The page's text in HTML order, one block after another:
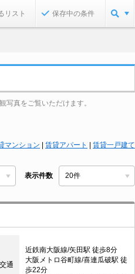
リスト 保存中の条件
写真をご覧いただけます。
マンション 賃貸アパート 賃貸一戸建て
表示件数
交通
近鉄南大阪線/矢田駅 徒歩8分
大阪メトロ谷町線/喜連瓜破駅 徒
歩22分